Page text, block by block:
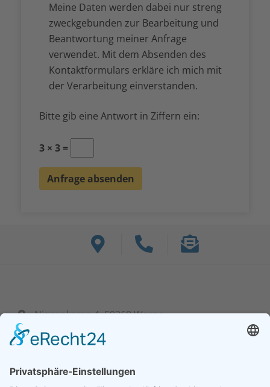
Meine Daten werden dabei nur streng
zweckgebunden zur Bearbeitung und
Beantwortung meiner Anfrage
verwendet. Mit dem Absenden des
Kontaktformulars erkläre ich mich mit
der Verarbeitung einverstanden.
Bitte gib eine Antwort in Ziffern ein:
3 × 3 =
Niggenkamp 4, 59368 Werne
+ 49 (0) 23 89 95 39 60-0